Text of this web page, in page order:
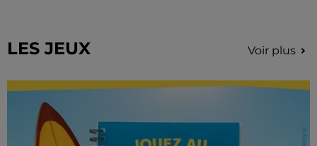
LES JEUX Voir plus